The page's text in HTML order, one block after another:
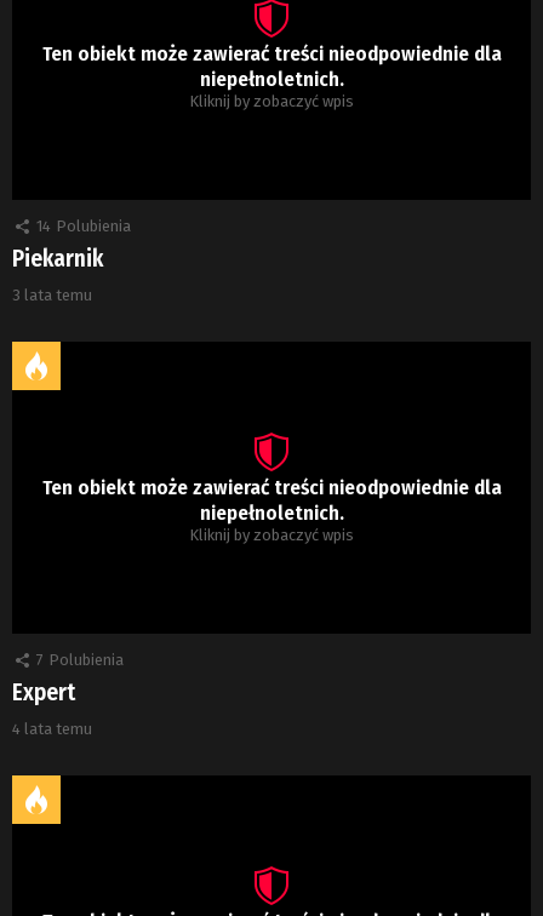
Ten obiekt może zawierać treści nieodpowiednie dla
niepełnoletnich.
Kliknij by zobaczyć wpis
14 Polubienia
Piekarnik
3 lata temu
Ten obiekt może zawierać treści nieodpowiednie dla
niepełnoletnich.
Kliknij by zobaczyć wpis
7 Polubienia
Expert
4 lata temu